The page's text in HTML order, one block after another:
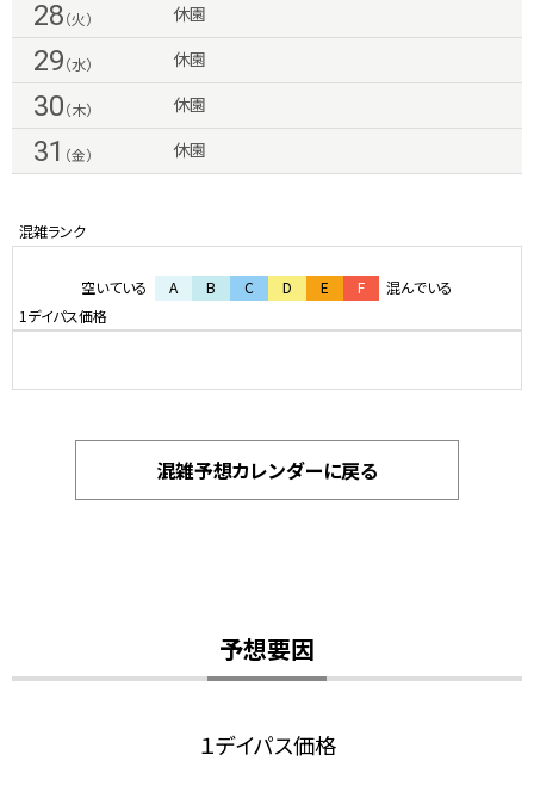
28 （火） 休園
29 （水） 休園
30 （木） 休園
31 （金） 休園
空いている A B C D E F 混んでいる
混雑予想カレンダーに戻る
予想要因
１デイパス価格